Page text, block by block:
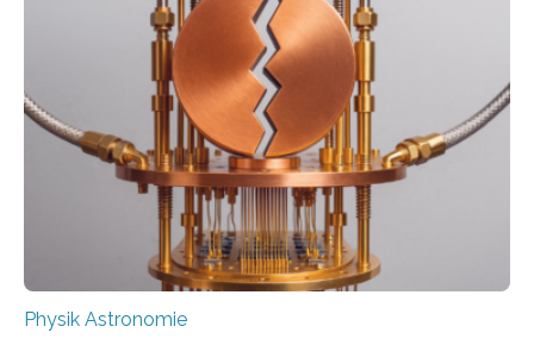
vermutet, weltweit war nach den passenden
Atomkern-Zuständen gesucht worden, 2024 gelang
einem Team der TU Wien mit Unterstützung
internationaler Partner der entscheidende Durchbruch:
Der lange diskutierte Thorium-Kernübergang wurde
gefunden. Kurz darauf konnte man zeigen, dass sich
Thorium tatsächlich nutzen lässt, um hochpräzise…
Physik Astronomie